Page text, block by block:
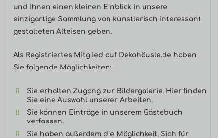
und Ihnen einen kleinen Einblick in unsere
einzigartige Sammlung von künstlerisch interessant
gestalteten Alteisen geben.
Als Registriertes Mitglied auf Dekohäusle.de haben
Sie folgende Möglichkeiten:
Sie erhalten Zugang zur Bildergalerie. Hier finden
Sie eine Auswahl unserer Arbeiten.
Sie können Einträge in unserem Gästebuch
verfassen.
Sie haben außerdem die Möglichkeit, Sich für